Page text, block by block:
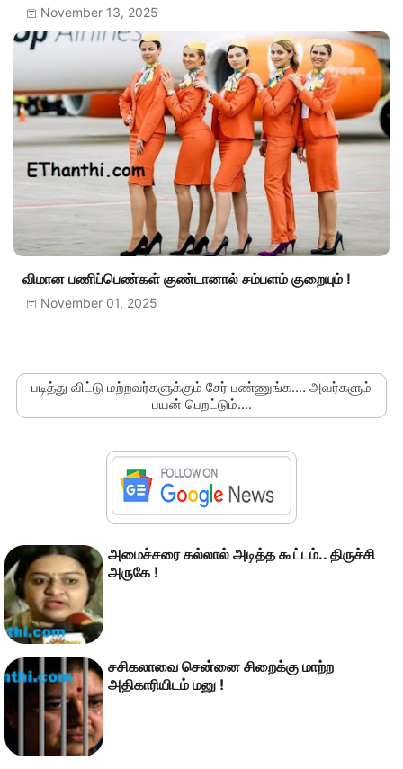
November 13, 2025
விமான பணிப்பெண்கள் குண்டானால் சம்பளம் குறையும் !
November 01, 2025
படித்து விட்டு மற்றவர்களுக்கும் சேர் பண்ணுங்க.... அவர்களும்
பயன் பெறட்டும்....
அமைச்சரை கல்லால் அடித்த கூட்டம்.. திருச்சி
அருகே !
சசிகலாவை சென்னை சிறைக்கு மாற்ற
அதிகாரியிடம் மனு !